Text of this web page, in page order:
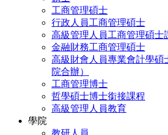
工商管理碩士
行政人員工商管理碩士
高級管理人員工商管理碩士
金融財務工商管理碩士
高級財會人員專業會計學碩
院合辦）
工商管理博士
哲學碩士博士銜接課程
高級管理人員教育
學院